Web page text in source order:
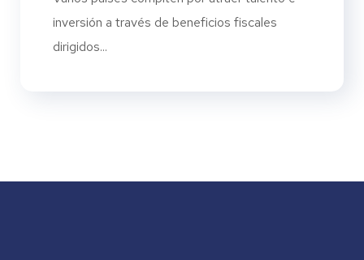
inversión a través de beneficios fiscales
dirigidos...